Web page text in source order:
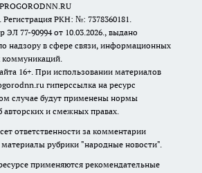
РКН: №: 7378360181.
77-90994 от 10.03.2026., выдано
надзору в сфере связи, информационных
коммуникаций.
16+. При использовании материалов
гиперссылка на ресурс
случае будут применены нормы
авторских и смежных правах.
ответственности за комментарии
материалы рубрики "народные новости".
применяются рекомендательные